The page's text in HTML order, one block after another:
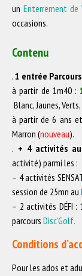
un Enterrement de
occasions.
Contenu
.1 entrée
à partir de 1m40 :
Blanc, Jaunes,
à partir de 6 ans
Marron (nouveau).
. + 4 activités
activité) parmi les :
– 4 activités
session de 25mn au
– 2 activités DÉFI :
parcours Disc’Golf.
Conditions
Pour les ados et